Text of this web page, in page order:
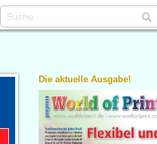
Die aktuelle Ausgabe!